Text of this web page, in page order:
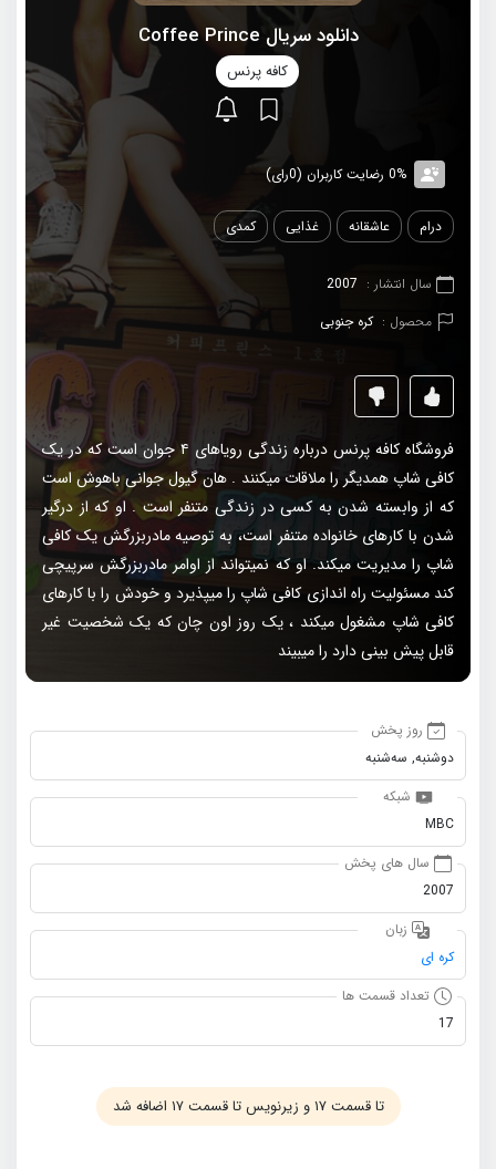
دانلود سریال Coffee Prince
کافه پرنس
0% رضایت کاربران (0رای)
درام عاشقانه غذایی کمدی
سال انتشار : 2007
محصول : کره جنوبی
فروشگاه کافه پرنس درباره زندگی رویاهای ۴ جوان است که در یک
کافی شاپ همدیگر را ملاقات میکنند . هان گیول جوانی باهوش است
که از وابسته شدن به کسی در زندگی متنفر است . او که از درگیر
شدن با کارهای خانواده متنفر است، به توصیه مادربزرگش یک کافی
شاپ را مدیریت میکند. او که نمیتواند از اوامر مادربزرگش سرپیچی
کند مسئولیت راه اندازی کافی شاپ را میپذیرد و خودش را با کارهای
کافی شاپ مشغول میکند ، یک روز اون چان که یک شخصیت غیر
قابل پیش بینی دارد را میبیند
روز پخش
دو‌شنبه, سه‌شنبه
شبکه
MBC
سال های پخش
2007
زبان
کره ای
تعداد قسمت ها
17
تا قسمت ۱۷ و زیرنویس تا قسمت ۱۷ اضافه شد